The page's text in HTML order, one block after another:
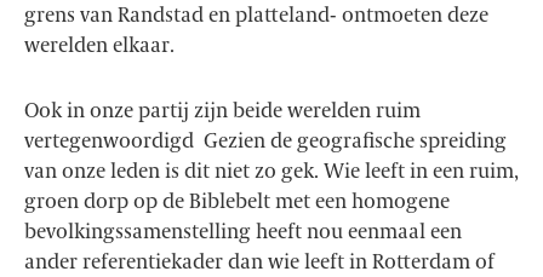
grens van Randstad en platteland- ontmoeten deze
werelden elkaar.
Ook in onze partij zijn beide werelden ruim
vertegenwoordigd Gezien de geografische spreiding
van onze leden is dit niet zo gek. Wie leeft in een ruim,
groen dorp op de Biblebelt met een homogene
bevolkingssamenstelling heeft nou eenmaal een
ander referentiekader dan wie leeft in Rotterdam of